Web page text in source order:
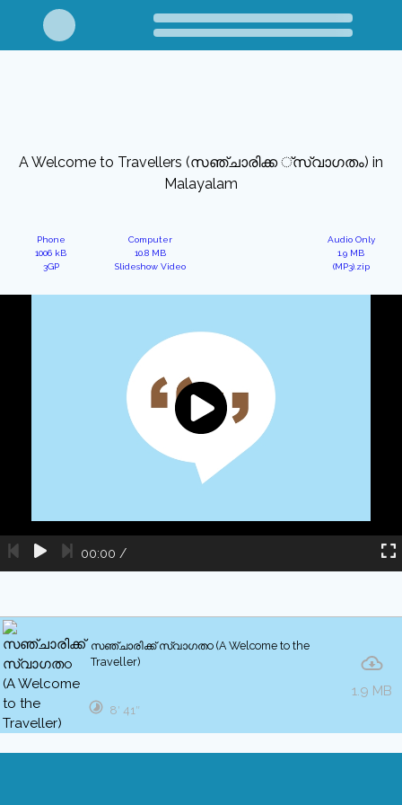
A Welcome to Travellers (സഞ്ചാരിക്ക ്സ്വാഗതം) in
Malayalam
Phone
1006 kB
3GP
Computer
10.8 MB
Slideshow Video
Audio Only
1.9 MB
(MP3).zip
00:00 /
സഞ്ചാരിക്ക് സ്വാഗതo (A Welcome to the
Traveller)
1.9 MB
8′ 41″